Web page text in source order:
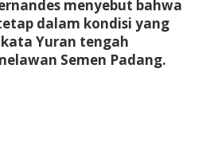
menyebut bahwa
dalam kondisi yang
Yuran tengah
Semen Padang.